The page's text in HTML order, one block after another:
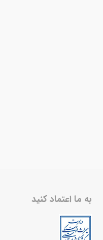
به ما اعتماد کنید